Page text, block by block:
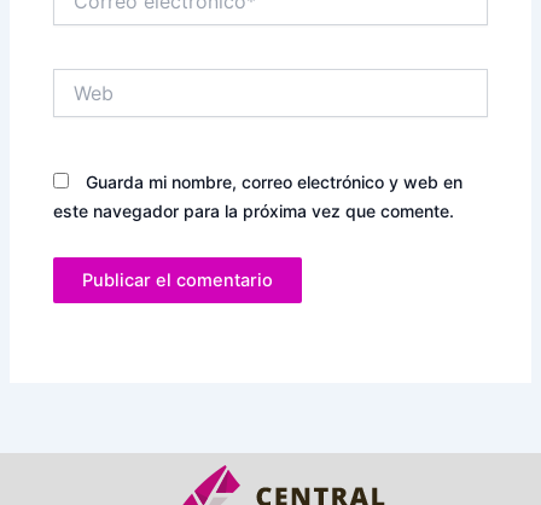
electrónico*
Guarda mi nombre, correo electrónico y web en
este navegador para la próxima vez que comente.